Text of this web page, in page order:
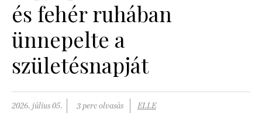
ÉLETMÓD
DECOR
és fehér ruhában
ünnepelte a
születésnapját
2026. július 05. 3 perc olvasás ELLE